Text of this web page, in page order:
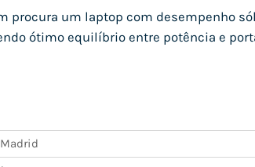
procura um laptop com desempenho
ótimo equilíbrio entre potência e
Madrid